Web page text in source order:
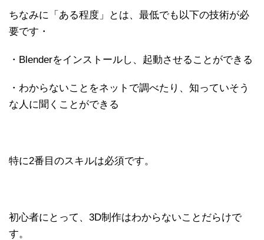
ちなみに「ある程度」とは、最低でも以下の技術が必
要です・
・Blenderをインストールし、起動させることができる
・わからないことをネットで調べたり、知っていそう
な人に聞くことができる
特に2番目のスキルは必須です。
初心者にとって、3D制作はわからないことだらけで
す。